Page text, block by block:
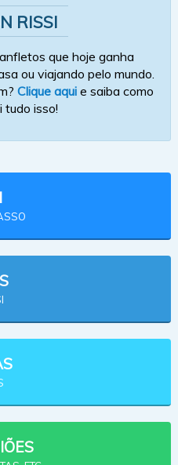
RISSI
que hoje ganha
ou viajando pelo mundo.
Clique aqui e saiba como
tudo isso!